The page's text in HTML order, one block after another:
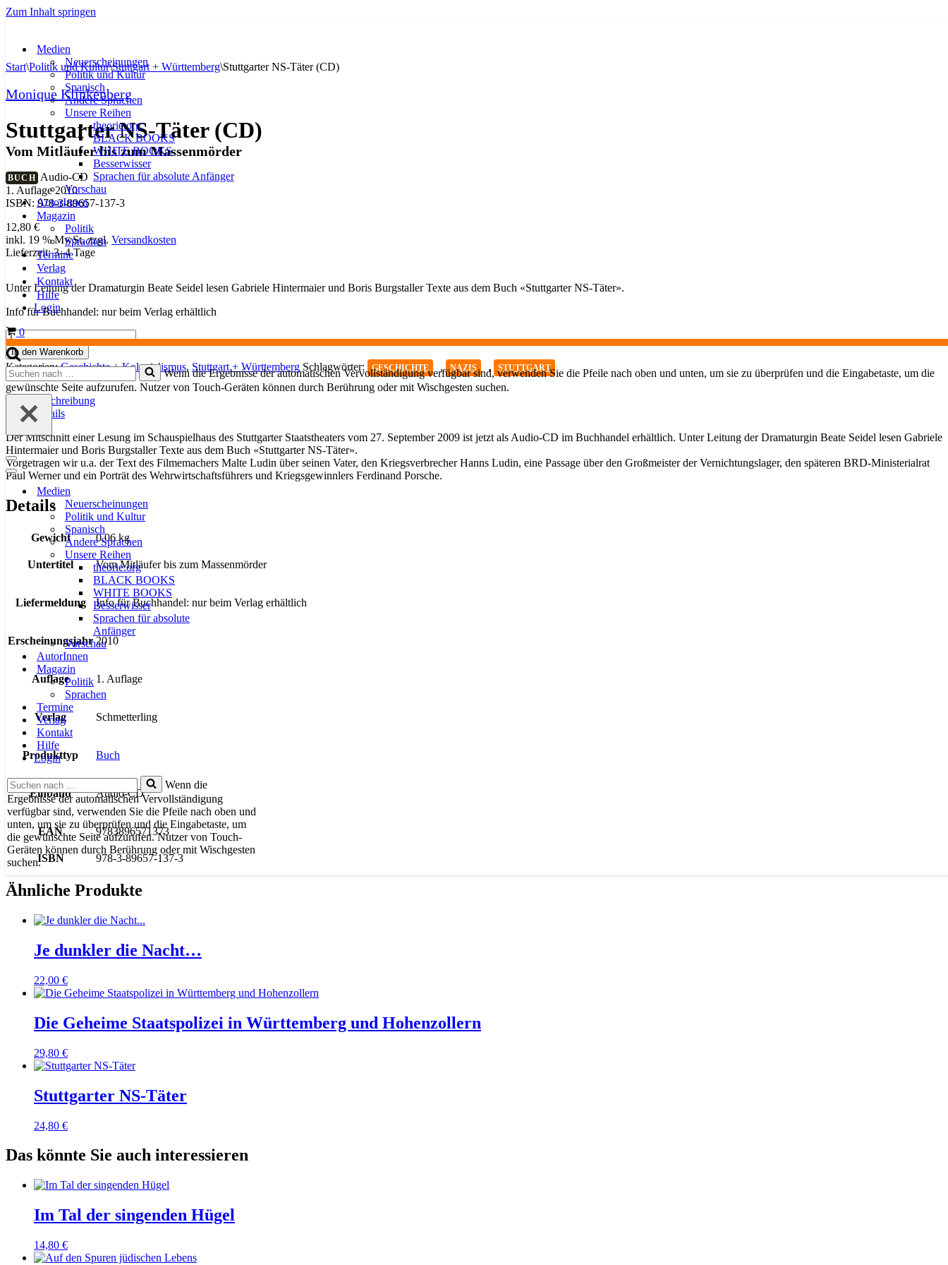
Zum Inhalt springen
Medien
Neuerscheinungen
Politik und Kultur
Spanisch
Andere Sprachen
Unsere Reihen
theorie.org
BLACK BOOKS
WHITE BOOKS
Besserwisser
Sprachen für absolute Anfänger
Vorschau
AutorInnen
Magazin
Politik
Sprachen
Termine
Verlag
Kontakt
Hilfe
Login
Warenkorb
0
Suchen
nach …
Wenn die Ergebnisse der automatischen Vervollständigung verfügbar sind, verwenden Sie die Pfeile nach oben und unten, um sie zu überprüfen und die Eingabetaste, um die
gewünschte Seite aufzurufen. Nutzer von Touch-Geräten können durch Berührung oder mit Wischgesten suchen.
Navigationsmenü
Navigationsmenü
Medien
Neuerscheinungen
Politik und Kultur
Spanisch
Andere Sprachen
Unsere Reihen
theorie.org
BLACK BOOKS
WHITE BOOKS
Besserwisser
Sprachen für absolute
Anfänger
Vorschau
AutorInnen
Magazin
Politik
Sprachen
Termine
Verlag
Kontakt
Hilfe
Login
Suchen
nach …
Wenn die
Ergebnisse der automatischen Vervollständigung
verfügbar sind, verwenden Sie die Pfeile nach oben und
unten, um sie zu überprüfen und die Eingabetaste, um
die gewünschte Seite aufzurufen. Nutzer von Touch-
Geräten können durch Berührung oder mit Wischgesten
suchen.
Start\Politik und Kultur\Stuttgart + Württemberg\Stuttgarter NS-Täter (CD)
Monique Klinkenberg
Stuttgarter NS-Täter (CD)
Vom Mitläufer bis zum Massenmörder
BUCH Audio-CD
1. Auflage 2010
ISBN: 978-3-89657-137-3
12,80 €
inkl. 19 % MwSt. zzgl. Versandkosten
Lieferzeit:3–4 Tage
Unter Leitung der Dramaturgin Beate Seidel lesen Gabriele Hintermaier und Boris Burgstaller Texte aus dem Buch «Stuttgarter NS-Täter».
Info für Buchhandel: nur beim Verlag erhältlich
Stuttgarter
NS-
Täter
(CD)
Menge
In den Warenkorb
Kategorien:Geschichte + Kolonialismus, Stuttgart + Württemberg Schlagwörter: GESCHICHTE , NAZIS , STUTTGART
Beschreibung
Details
Der Mitschnitt einer Lesung im Schauspielhaus des Stuttgarter Staatstheaters vom 27. September 2009 ist jetzt als Audio-CD im Buchhandel erhältlich. Unter Leitung der Dramaturgin Beate Seidel lesen Gabriele
Hintermaier und Boris Burgstaller Texte aus dem Buch «Stuttgarter NS-Täter».
Vorgetragen wir u.a. der Text des Filmemachers Malte Ludin über seinen Vater, den Kriegsverbrecher Hanns Ludin, eine Passage über den Großmeister der Vernichtungslager, den späteren BRD-Ministerialrat
Paul Werner und ein Porträt des Wehrwirtschaftsführers und Kriegsgewinnlers Ferdinand Porsche.
Details
Gewicht 0,06 kg
Untertitel Vom Mitläufer bis zum Massenmörder
Liefermeldung Info für Buchhandel: nur beim Verlag erhältlich
Erscheinungsjahr 2010
Auflage 1. Auflage
Verlag Schmetterling
Produkttyp Buch
Einband Audio-CD
EAN 9783896571373
ISBN 978-3-89657-137-3
Ähnliche Produkte
Je dunkler die Nacht…
22,00 €
Die Geheime Staatspolizei in Württemberg und Hohenzollern
29,80 €
Stuttgarter NS-Täter
24,80 €
Das könnte Sie auch interessieren
Im Tal der singenden Hügel
14,80 €